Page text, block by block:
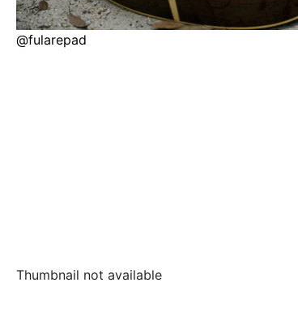
@fularepad
Thumbnail not available